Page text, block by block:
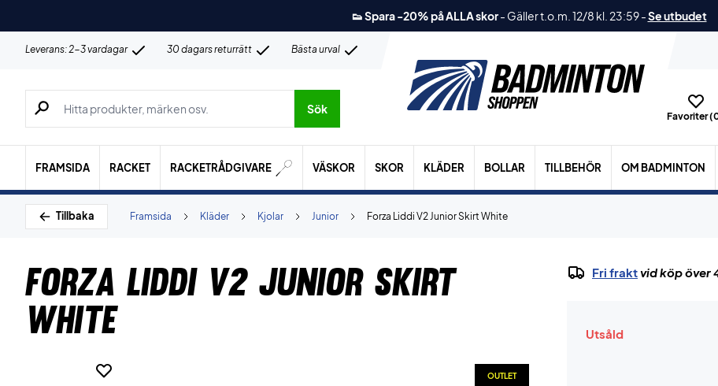
👟 Spara -20% på ALLA skor- Gäller t.o.m. 12/8 kl. 23:59-Se utbudet
Leverans: 2-3 vardagar 30 dagars returrätt Bästa urval
Sök efter produkter, märken osv.
Sök
Favoriter (
FRAMSIDA RACKET RACKETRÅDGIVARE VÄSKOR SKOR KLÄDER BOLLAR TILLBEHÖR OM BADMINTON
Tillbaka Forza Liddi V2 Junior Skirt White
Junior
Kjolar
Kläder
Framsida
Forza Liddi V2 Junior Skirt
White
OUTLET
Fri fraktvid köp över
Utsåld